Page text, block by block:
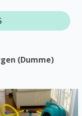
(Dumme)